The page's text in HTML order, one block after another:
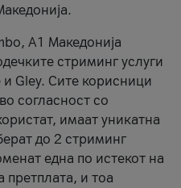
А1 Македонија
стриминг услуги
Gley. Сите корисници
согласност со
имаат уникатна
до 2 стриминг
една по истекот на
претплата, и тоа